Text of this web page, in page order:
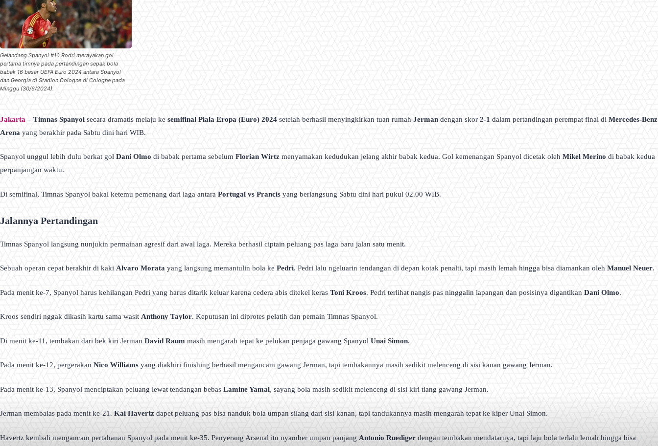
Gelandang Spanyol #16 Rodri merayakan gol
pertama timnya pada pertandingan sepak bola
babak 16 besar UEFA Euro 2024 antara Spanyol
dan Georgia di Stadion Cologne di Cologne pada
Minggu (30/6/2024).
Jakarta – Timnas Spanyol secara dramatis melaju ke semifinal Piala Eropa (Euro) 2024 setelah berhasil menyingkirkan tuan rumah Jerman dengan skor 2-1 dalam pertandingan perempat final di Mercedes-Benz
Arena yang berakhir pada Sabtu dini hari WIB.
Spanyol unggul lebih dulu berkat gol Dani Olmo di babak pertama sebelum Florian Wirtz menyamakan kedudukan jelang akhir babak kedua. Gol kemenangan Spanyol dicetak oleh Mikel Merino di babak kedua
perpanjangan waktu.
Di semifinal, Timnas Spanyol bakal ketemu pemenang dari laga antara Portugal vs Prancis yang berlangsung Sabtu dini hari pukul 02.00 WIB.
Jalannya Pertandingan
Timnas Spanyol langsung nunjukin permainan agresif dari awal laga. Mereka berhasil ciptain peluang pas laga baru jalan satu menit.
Sebuah operan cepat berakhir di kaki Alvaro Morata yang langsung memantulin bola ke Pedri. Pedri lalu ngeluarin tendangan di depan kotak penalti, tapi masih lemah hingga bisa diamankan oleh Manuel Neuer.
Pada menit ke-7, Spanyol harus kehilangan Pedri yang harus ditarik keluar karena cedera abis ditekel keras Toni Kroos. Pedri terlihat nangis pas ninggalin lapangan dan posisinya digantikan Dani Olmo.
Kroos sendiri nggak dikasih kartu sama wasit Anthony Taylor. Keputusan ini diprotes pelatih dan pemain Timnas Spanyol.
Di menit ke-11, tembakan dari bek kiri Jerman David Raum masih mengarah tepat ke pelukan penjaga gawang Spanyol Unai Simon.
Pada menit ke-12, pergerakan Nico Williams yang diakhiri finishing berhasil mengancam gawang Jerman, tapi tembakannya masih sedikit melenceng di sisi kanan gawang Jerman.
Pada menit ke-13, Spanyol menciptakan peluang lewat tendangan bebas Lamine Yamal, sayang bola masih sedikit melenceng di sisi kiri tiang gawang Jerman.
Jerman membalas pada menit ke-21. Kai Havertz dapet peluang pas bisa nanduk bola umpan silang dari sisi kanan, tapi tandukannya masih mengarah tepat ke kiper Unai Simon.
Havertz kembali mengancam pertahanan Spanyol pada menit ke-35. Penyerang Arsenal itu nyamber umpan panjang Antonio Ruediger dengan tembakan mendatarnya, tapi laju bola terlalu lemah hingga bisa